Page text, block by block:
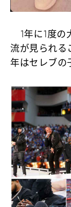
1年に1度の
流が見られる
年はセレブの